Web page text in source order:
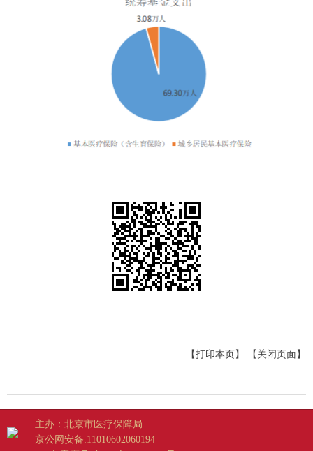
【打印本页】 【关闭页面】
主办：北京市医疗保障局
京公网安备:11010602060194